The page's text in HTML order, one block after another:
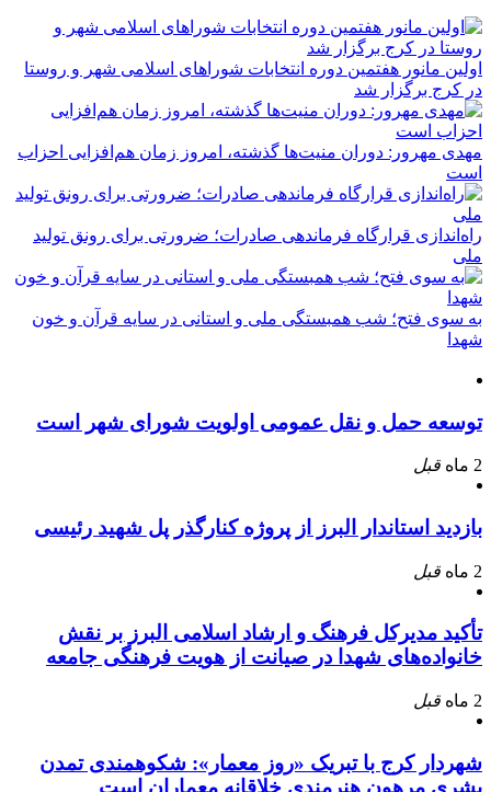
اولین مانور هفتمین دوره انتخابات شوراهای اسلامی شهر و روستا
در کرج برگزار شد
مهدی مهرور: دوران منیت‌ها گذشته، امروز زمان هم‌افزایی احزاب
است
راه‌اندازی قرارگاه فرماندهی صادرات؛ ضرورتی برای رونق تولید
ملی
به سوی فتح؛ شب همبستگی ملی و استانی در سایه قرآن و خون
شهدا
توسعه حمل و نقل عمومی اولویت شورای شهر است
2 ماه قبل
بازدید استاندار البرز از پروژه کنارگذر پل شهید رئیسی
2 ماه قبل
تأکید مدیرکل فرهنگ و ارشاد اسلامی البرز بر نقش
خانواده‌های شهدا در صیانت از هویت فرهنگی جامعه
2 ماه قبل
شهردار کرج با تبریک «روز معمار»: شکوهمندی تمدن
بشری مرهون هنرمندی خلاقانه معماران است